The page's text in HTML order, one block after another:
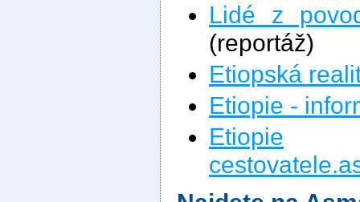
Lidé z
(reportáž)
Etiopská
Etiopie -
Etiopie